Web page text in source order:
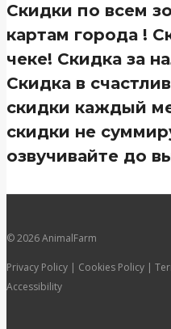
Скидки по всем
картам города !
чеке! Скидка за
Скидка в
скидки каждый
скидки не
озвучивайте до
© 2026 AnimalFarm
Privacy Policy | Cookies Policy |
Accessibility